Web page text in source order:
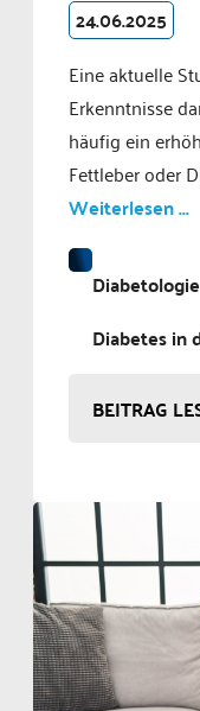
24.06.2025
Eine aktuelle
Erkenntnisse
häufig ein
Fettleber oder
Weiterlesen ...
Diabetologie
Diabetes in
BEITRAG